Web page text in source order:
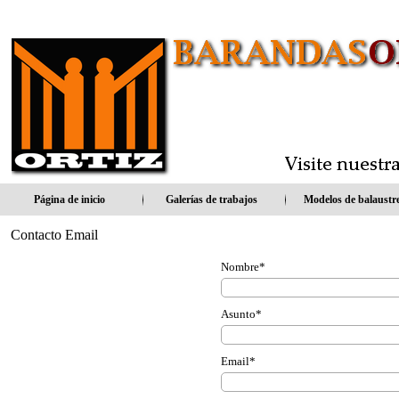
Página de inicio Galerías de trabajos Modelos de
Contacto Email
Nombre*
Asunto*
Email*